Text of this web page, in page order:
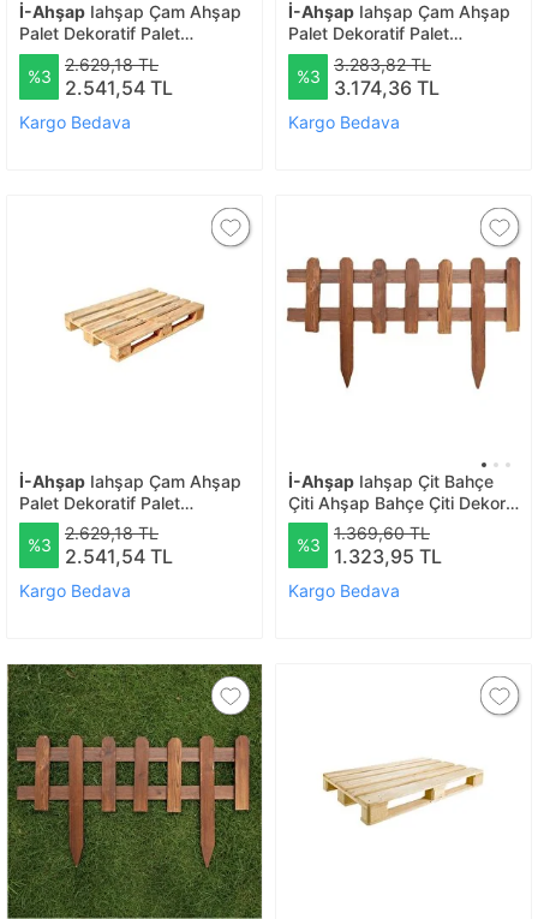
İ-Ahşap Iahşap Çam Ahşap
Palet Dekoratif Palet
Zımparalı Palet No:1 | Ebat-
40x60 Cm
%3
2.629,18 TL
2.541,54 TL
Kargo Bedava
İ-Ahşap Iahşap Çam Ahşap
Palet Dekoratif Palet
Zımparalı Palet No:2 | Ebat-
60x60 Cm
%3
3.283,82 TL
3.174,36 TL
Kargo Bedava
İ-Ahşap Iahşap Çam Ahşap
Palet Dekoratif Palet
Zımparalı Palet No:3 | Ebat-
40x60 Cm
%3
2.629,18 TL
2.541,54 TL
Kargo Bedava
İ-Ahşap Iahşap Çit Bahçe
Çiti Ahşap Bahçe Çiti Dekor
Çit | Ebat-toprak Üstü 60
Cm
%3
1.369,60 TL
1.323,95 TL
Kargo Bedava